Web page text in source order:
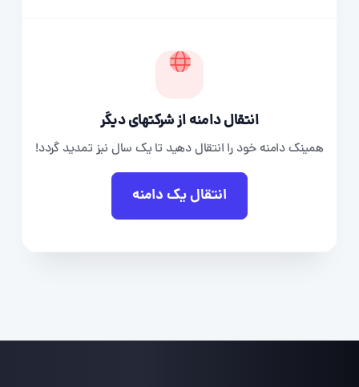
انتقال دامنه از شرکتهای دیگر
همینک دامنه خود را انتقال دهید تا یک سال نیز تمدید گردد!
انتقال یک دامنه